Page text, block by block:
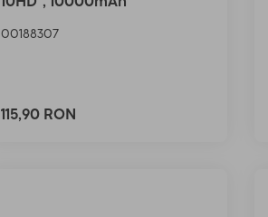
00188307
115,90 RON